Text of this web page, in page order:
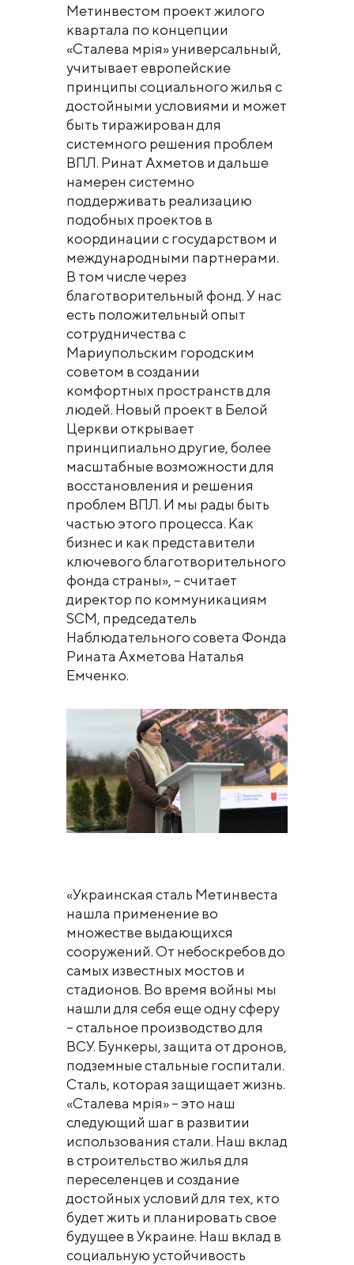
Метинвестом проект жилого
квартала по концепции
«Сталева мрія» универсальный,
учитывает европейские
принципы социального жилья с
достойными условиями и может
быть тиражирован для
системного решения проблем
ВПЛ. Ринат Ахметов и дальше
намерен системно
поддерживать реализацию
подобных проектов в
координации с государством и
международными партнерами.
В том числе через
благотворительный фонд. У нас
есть положительный опыт
сотрудничества с
Мариупольским городским
советом в создании
комфортных пространств для
людей. Новый проект в Белой
Церкви открывает
принципиально другие, более
масштабные возможности для
восстановления и решения
проблем ВПЛ. И мы рады быть
частью этого процесса. Как
бизнес и как представители
ключевого благотворительного
фонда страны», – считает
директор по коммуникациям
SCM, председатель
Наблюдательного совета Фонда
Рината Ахметова Наталья
Емченко.
«Украинская сталь Метинвеста
нашла применение во
множестве выдающихся
сооружений. От небоскребов до
самых известных мостов и
стадионов. Во время войны мы
нашли для себя еще одну сферу
– стальное производство для
ВСУ. Бункеры, защита от дронов,
подземные стальные госпитали.
Сталь, которая защищает жизнь.
«Сталева мрія» – это наш
следующий шаг в развитии
использования стали. Наш вклад
в строительство жилья для
переселенцев и создание
достойных условий для тех, кто
будет жить и планировать свое
будущее в Украине. Наш вклад в
социальную устойчивость